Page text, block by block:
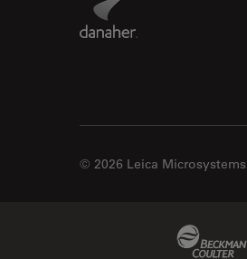
© 2026 Leica Microsystems